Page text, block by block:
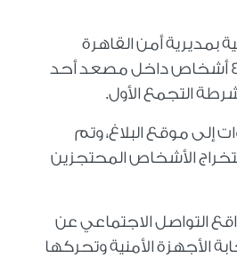
بمديرية أمن القاهرة
لاستغاثة بشأن احتجاز 4 أشخاص داخل مصعد أحد
التجمع الأول.
إلى موقع البلاغ، وتم
الأشخاص المحتجزين
التواصل الاجتماعي عن
الأجهزة الأمنية وتحركها